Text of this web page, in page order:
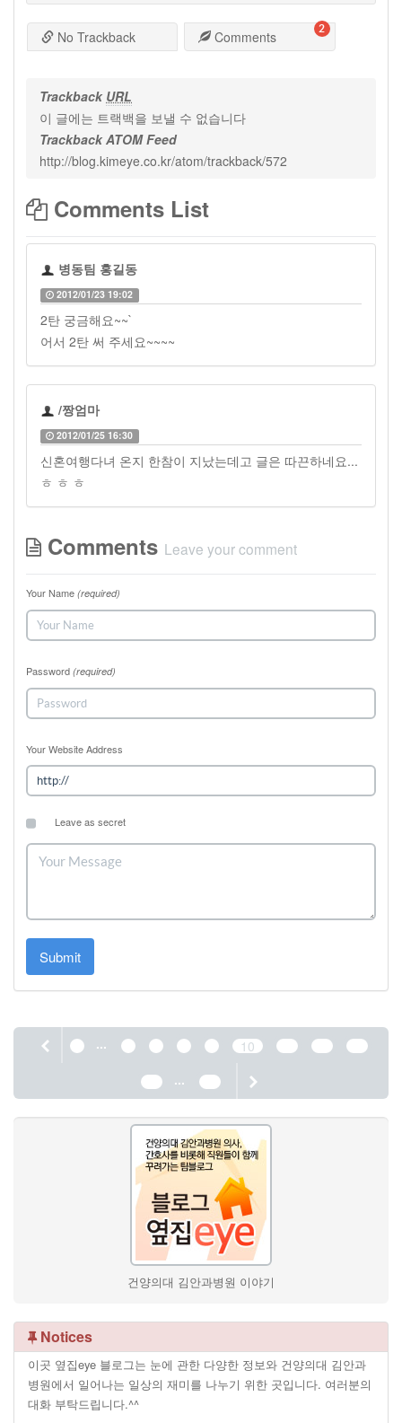
No Trackback Comments 2
Trackback URL
이 글에는 트랙백을 보낼 수 없습니다
Trackback ATOM Feed
http://blog.kimeye.co.kr/atom/trackback/572
Comments List
병동팀 홍길동
2012/01/23 19:02
2탄 궁금해요~~`
어서 2탄 써 주세요~~~~
/짱엄마
2012/01/25 16:30
신혼여행다녀 온지 한참이 지났는데고 글은 따끈하네요...
ㅎ ㅎ ㅎ
Comments Leave your comment
Your Name (required)
Password (required)
Your Website Address
Leave as secret
Submit
1 ... 6 7 8 9 10 11 12
13
14
... 44
건양의대 김안과병원 이야기
Notices
이곳 옆집eye 블로그는 눈에 관한 다양한 정보와 건양의대 김안과
병원에서 일어나는 일상의 재미를 나누기 위한 곳입니다. 여러분의
대화 부탁드립니다.^^